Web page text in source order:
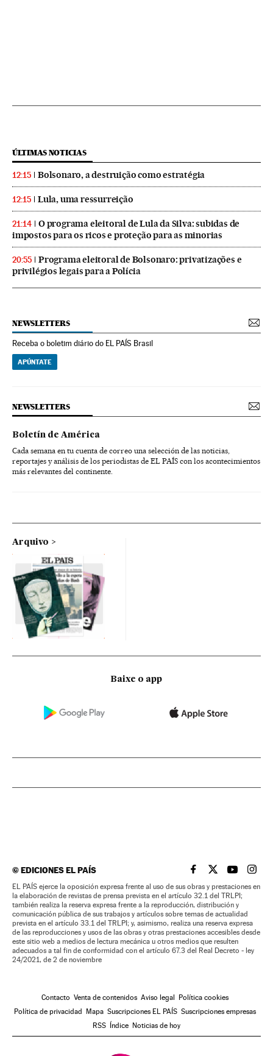
ÚLTIMAS NOTICIAS
12:15 Bolsonaro, a destruição como estratégia
12:15 Lula, uma ressurreição
21:14
O programa eleitoral de Lula da Silva: subidas de
impostos para os ricos e proteção para as minorias
20:55
Programa eleitoral de Bolsonaro: privatizações e
privilégios legais para a Polícia
NEWSLETTERS
Receba o boletim diário do EL PAÍS Brasil
APÚNTATE
NEWSLETTERS
Boletín de América
Cada semana en tu cuenta de correo una selección de las noticias,
reportajes y análisis de los periodistas de EL PAÍS con los acontecimientos
más relevantes del continente.
Arquivo
Baixe o app
©EDICIONES EL PAÍS EL PAÍS BRASIL EN
EL PAÍSEL PAÍS
EL
EL PAÍS ejerce la oposición expresa frente al uso de sus obras y prestaciones en
la elaboración de revistas de prensa prevista en el artículo 32.1 del TRLPI;
también realiza la reserva expresa frente a la reproducción, distribución y
comunicación pública de sus trabajos y artículos sobre temas de actualidad
prevista en el artículo 33.1 del TRLPI; y, asimismo, realiza una reserva expresa
de las reproducciones y usos de las obras y otras prestaciones accesibles desde
este sitio web a medios de lectura mecánica u otros medios que resulten
adecuados a tal fin de conformidad con el artículo 67.3 del Real Decreto - ley
24/2021, de 2 de noviembre
Contacto Venta de contenidos Aviso legal
Política cookies
Política de privacidad
Mapa Suscripciones EL PAÍS Suscripciones empresas
RSS
Índice Noticias de hoy